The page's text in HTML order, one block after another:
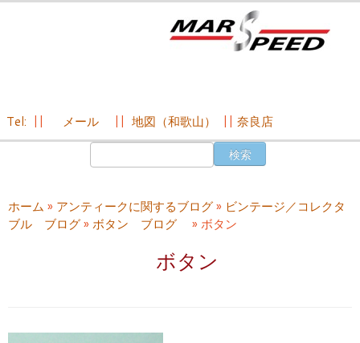
ン
ツ
Tel: メール 地図（和歌山） 奈良店
ホーム » アンティークに関するブログ» ビンテージ／コレクタ
ブル ブログ» ボタン ブログ » ボタン
ボタン